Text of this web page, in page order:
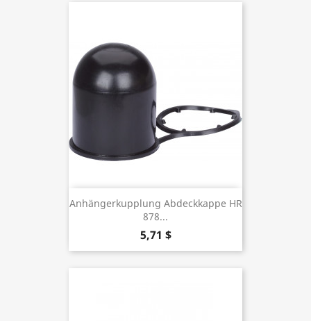
Anhängerkupplung Abdeckkappe HR
878...
5,71 $